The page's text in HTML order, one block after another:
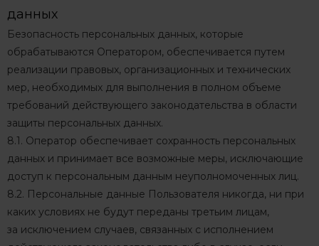
данных
Безопасность персональных данных, которые
обрабатываются Оператором, обеспечивается путем
реализации правовых, организационных и технических
мер, необходимых для выполнения в полном объеме
требований действующего законодательства в области
защиты персональных данных.
8.1. Оператор обеспечивает сохранность персональных
данных и принимает все возможные меры, исключающие
доступ к персональным данным неуполномоченных лиц.
8.2. Персональные данные Пользователя никогда, ни при
каких условиях не будут переданы третьим лицам,
за исключением случаев, связанных с исполнением